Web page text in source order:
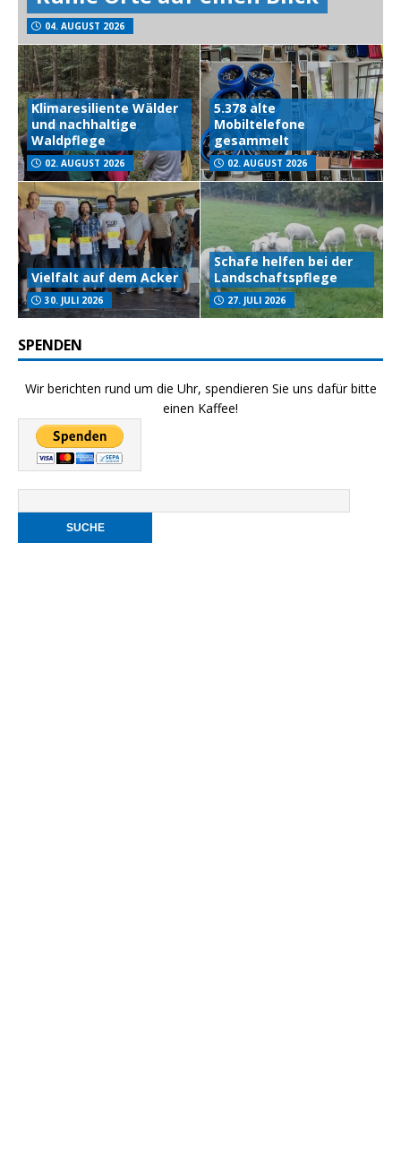
04. AUGUST 2026
Klimaresiliente Wälder
und nachhaltige
Waldpflege
02. AUGUST 2026
5.378 alte
Mobiltelefone
gesammelt
02. AUGUST 2026
Vielfalt auf dem Acker
30. JULI 2026
Schafe helfen bei der
Landschaftspflege
27. JULI 2026
SPENDEN
Wir berichten rund um die Uhr, spendieren Sie uns dafür bitte
einen Kaffee!